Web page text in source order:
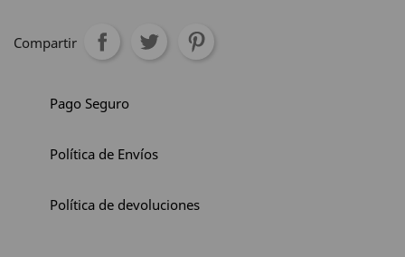
Compartir
Pago Seguro
Política de Envíos
Política de devoluciones